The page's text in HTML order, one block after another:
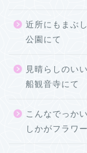
近所にもまぶ
公園にて
見晴らしのい
船観音寺にて
こんなでっか
しかがフラワ